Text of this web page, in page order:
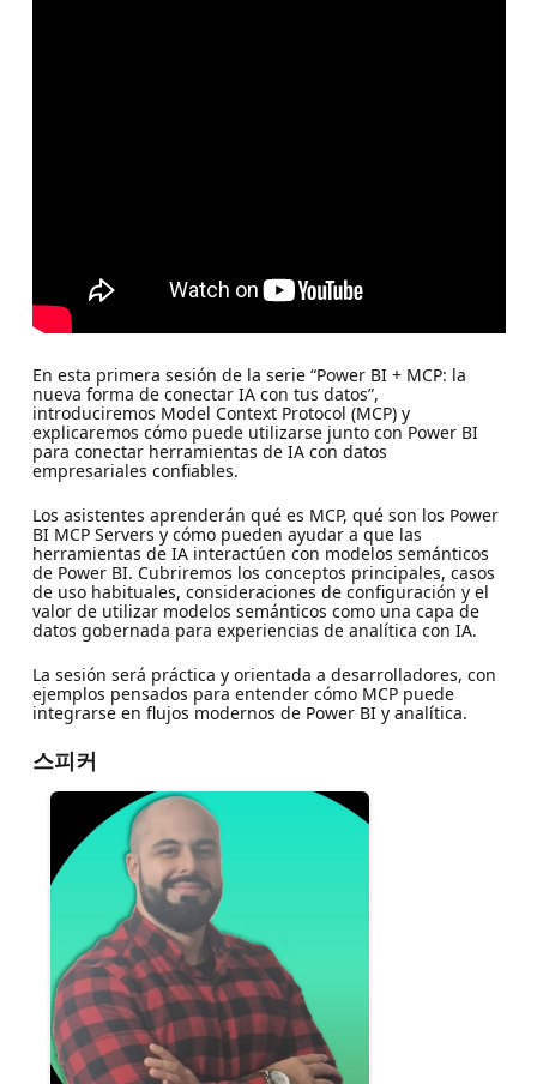
En esta primera sesión de la serie “Power BI + MCP: la
nueva forma de conectar IA con tus datos”,
introduciremos Model Context Protocol (MCP) y
explicaremos cómo puede utilizarse junto con Power BI
para conectar herramientas de IA con datos
empresariales confiables.
Los asistentes aprenderán qué es MCP, qué son los Power
BI MCP Servers y cómo pueden ayudar a que las
herramientas de IA interactúen con modelos semánticos
de Power BI. Cubriremos los conceptos principales, casos
de uso habituales, consideraciones de configuración y el
valor de utilizar modelos semánticos como una capa de
datos gobernada para experiencias de analítica con IA.
La sesión será práctica y orientada a desarrolladores, con
ejemplos pensados para entender cómo MCP puede
integrarse en flujos modernos de Power BI y analítica.
스피커